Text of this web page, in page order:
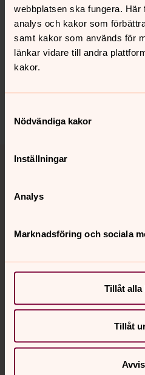
webbplatsen ska fungera.
analys och kakor som
samt kakor som används för
länkar vidare till andra
kakor.
Nödvändiga kakor
Inställningar
Analys
Marknadsföring och sociala
Tillåt alla
Tillåt
Synpunkter eller
innehåll?
Hitta snabbt
Sociala kanaler